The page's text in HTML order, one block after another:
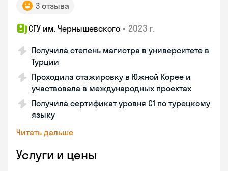
3 отзыва
СГУ им. Чернышевского • 2023 г.
Получила степень магистра в университете в
Турции
Проходила стажировку в Южной Корее и
участвовала в международных проектах
Получила сертификат уровня C1 по турецкому
языку
Читать дальше
Услуги и цены